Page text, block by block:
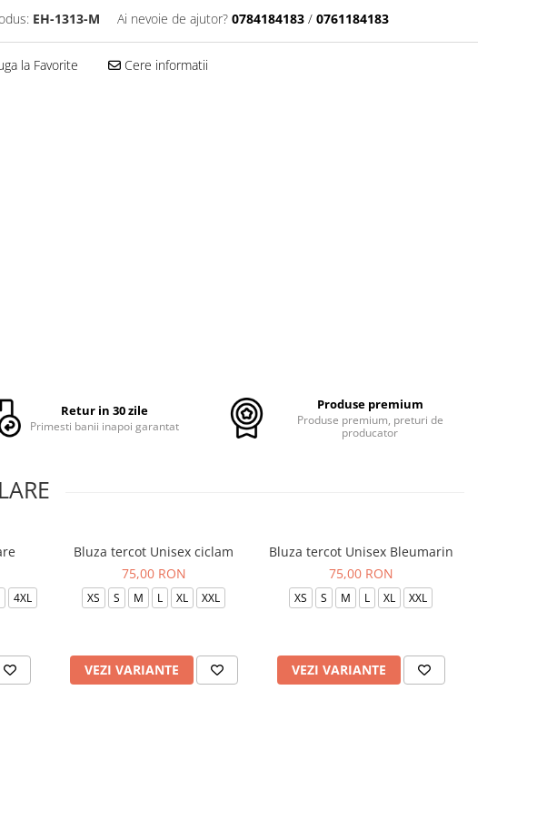
EH-1313-M Ai nevoie de ajutor? 0784184183 / 0761184183
la Favorite Cere informatii
Retur in 30 zile
Primesti banii inapoi garantat
Produse premium
Produse premium, preturi de
producator
4XL
Bluza tercot Unisex ciclam
75,00 RON
XS S M L XL XXL
VEZI VARIANTE
Bluza tercot Unisex Bleumarin
75,00 RON
XS S M L XL XXL
VEZI VARIANTE